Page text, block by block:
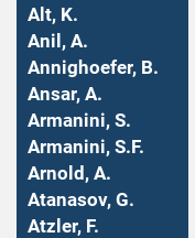
Alt, K.
Anil, A.
Annighoefer, B.
Ansar, A.
Armanini, S.
Armanini, S.F.
Arnold, A.
Atanasov, G.
Atzler, F.